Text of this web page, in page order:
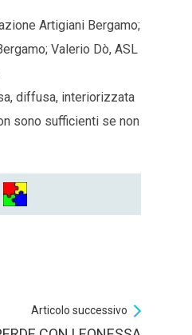
Artigiani Bergamo;
Valerio Dò, ASL
diffusa, interiorizzata
sono sufficienti se non
Articolo successivo